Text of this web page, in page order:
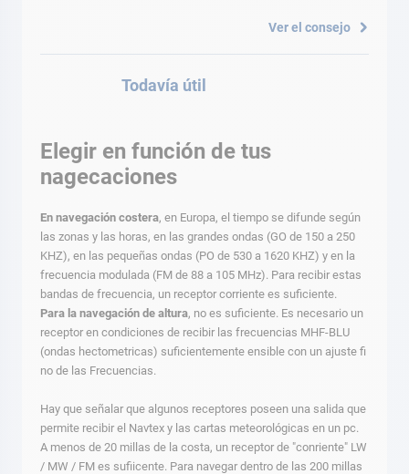
Ver el consejo
Todavía útil
Elegir en función de tus
nagecaciones
En navegación costera, en Europa, el tiempo se difunde según
las zonas y las horas, en las grandes ondas (GO de 150 a 250
KHZ), en las pequeñas ondas (PO de 530 a 1620 KHZ) y en la
frecuencia modulada (FM de 88 a 105 MHz). Para recibir estas
bandas de frecuencia, un receptor corriente es suficiente.
Para la navegación de altura, no es suficiente. Es necesario un
receptor en condiciones de recibir las frecuencias MHF-BLU
(ondas hectometricas) suficientemente ensible con un ajuste fi
no de las Frecuencias.
Hay que señalar que algunos receptores poseen una salida que
permite recibir el Navtex y las cartas meteorológicas en un pc.
A menos de 20 millas de la costa, un receptor de "conriente" LW
/ MW / FM es sufiicente. Para navegar dentro de las 200 millas